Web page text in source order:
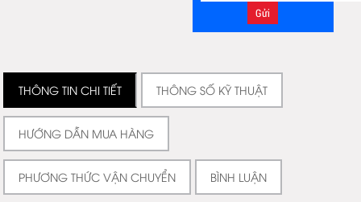
THÔNG TIN CHI TIẾT THÔNG SỐ KỸ THUẬT
HƯỚNG DẪN MUA HÀNG
PHƯƠNG THỨC VẬN CHUYỂN BÌNH LUẬN